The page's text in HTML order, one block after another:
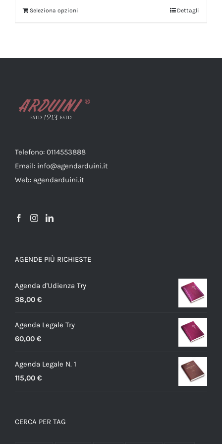
Seleziona opzioni Dettagli
Telefono: 0114553888
Email: info@agendarduini.it
Web: agendarduini.it
AGENDE PIÙ RICHIESTE
Agenda d'Udienza Try
38,00 €
Agenda Legale Try
60,00 €
Agenda Legale N. 1
115,00 €
CERCA PER TAG